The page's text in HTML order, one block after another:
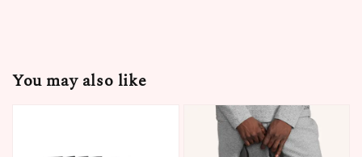
You may also like